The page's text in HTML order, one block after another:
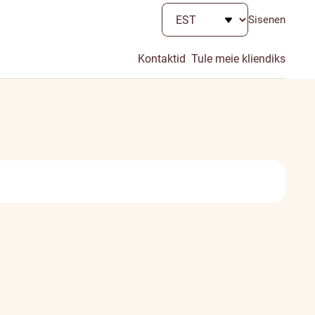
Sisenen
Kontaktid Tule meie kliendiks